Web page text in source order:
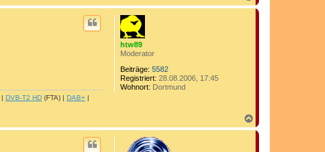
a
c
htw89
Moderator
Beiträge: 5582
Registriert: 28.08.2006, 17:45
Wohnort: Dortmund
| DVB-T2 HD (FTA) | DAB+ |
a
c